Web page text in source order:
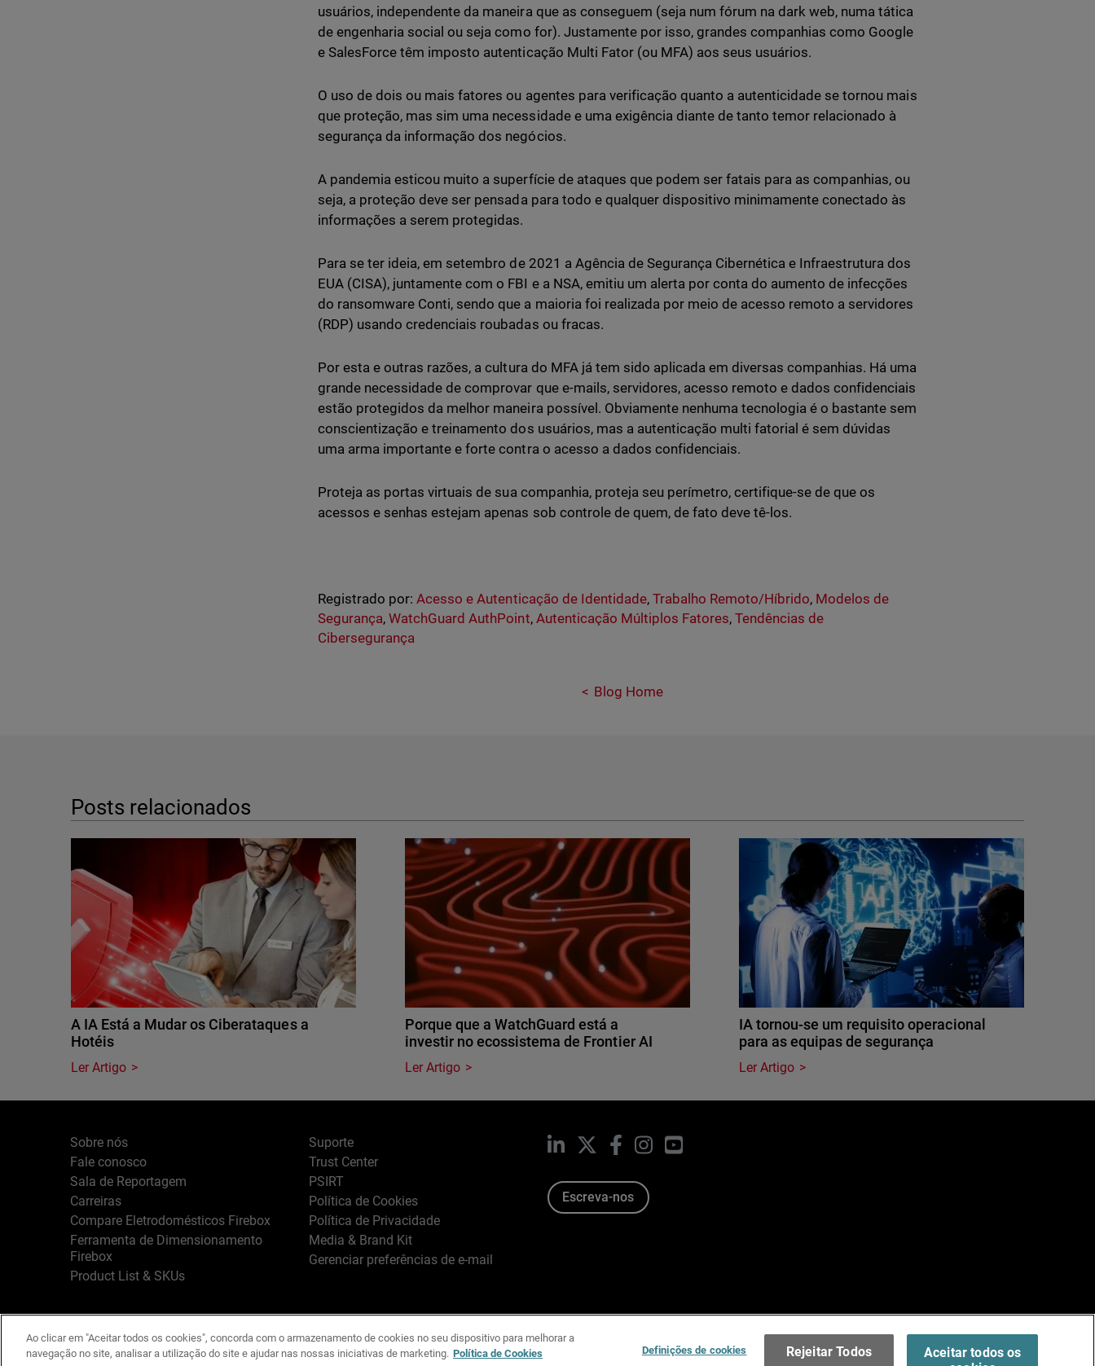
usuários, independente da maneira que as conseguem (seja num fórum na dark web, numa tática
de engenharia social ou seja como for). Justamente por isso, grandes companhias como Google
e SalesForce têm imposto autenticação Multi Fator (ou MFA) aos seus usuários.
O uso de dois ou mais fatores ou agentes para verificação quanto a autenticidade se tornou mais
que proteção, mas sim uma necessidade e uma exigência diante de tanto temor relacionado à
segurança da informação dos negócios.
A pandemia esticou muito a superfície de ataques que podem ser fatais para as companhias, ou
seja, a proteção deve ser pensada para todo e qualquer dispositivo minimamente conectado às
informações a serem protegidas.
Para se ter ideia, em setembro de 2021 a Agência de Segurança Cibernética e Infraestrutura dos
EUA (CISA), juntamente com o FBI e a NSA, emitiu um alerta por conta do aumento de infecções
do ransomware Conti, sendo que a maioria foi realizada por meio de acesso remoto a servidores
(RDP) usando credenciais roubadas ou fracas.
Por esta e outras razões, a cultura do MFA já tem sido aplicada em diversas companhias. Há uma
grande necessidade de comprovar que e-mails, servidores, acesso remoto e dados confidenciais
estão protegidos da melhor maneira possível. Obviamente nenhuma tecnologia é o bastante sem
conscientização e treinamento dos usuários, mas a autenticação multi fatorial é sem dúvidas
uma arma importante e forte contra o acesso a dados confidenciais.
Proteja as portas virtuais de sua companhia, proteja seu perímetro, certifique-se de que os
acessos e senhas estejam apenas sob controle de quem, de fato deve tê-los.
Registrado por: Acesso e Autenticação de Identidade, Trabalho Remoto/Híbrido, Modelos de
Segurança,WatchGuard AuthPoint, Autenticação Múltiplos Fatores,Tendências de
Cibersegurança
Blog Home
Posts relacionados
A IA Está a Mudar os Ciberataques a
Hotéis
Ler Artigo
Porque que a WatchGuard está a
investir no ecossistema de Frontier AI
Ler Artigo
IA tornou-se um requisito operacional
para as equipas de segurança
Ler Artigo
Sobre nós
Fale conosco
Sala de Reportagem
Carreiras
Compare Eletrodomésticos Firebox
Ferramenta de Dimensionamento
Firebox
Product List & SKUs
Suporte
Trust Center
PSIRT
Política de Cookies
Política de Privacidade
Media & Brand Kit
Gerenciar preferências de e-mail
LinkedIn Facebook
InstagramYouTube
Escreva-nos
Português Copyright © 1996-2026 WatchGuard Technologies, Inc. Todos os Direitos Reservados. Terms of Use >
Ao clicar em "Aceitar todos os cookies", concorda com o armazenamento de cookies no seu dispositivo para melhorar a
navegação no site, analisar a utilização do site e ajudar nas nossas iniciativas de marketing. Política de Cookies Definições de cookies Rejeitar Todos
Aceitar todos os